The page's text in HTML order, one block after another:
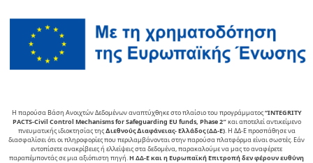
Η παρούσα Βάση Ανοιχτών Δεδομένων αναπτύχθηκε στο πλαίσιο του προγράμματος“INTEGRITY
PACTS-Civil Control Mechanisms for Safeguarding EU funds, Phase 2″και αποτελεί αντικείµενο
πνευµατικής ιδιοκτησίας της∆ιεθνούς ∆ιαφάνειας- Ελλάδος (ΔΔ-Ε). Η ΔΔ-Ε προσπάθησε να
διασφαλίσει ότι οι πληροφορίες που περιλαμβάνονται στην παρούσα πλατφόρμα είναι σωστές. Εάν
εντοπίσετε ανακρίβειες ή ελλείψεις στα δεδομένα, παρακαλούμε να μας το αναφέρετε
παραπέμποντάς σε μια αξιόπιστη πηγή.Η ΔΔ-Ε και η Ευρωπαϊκή Επιτροπή δεν φέρουν ευθύνη